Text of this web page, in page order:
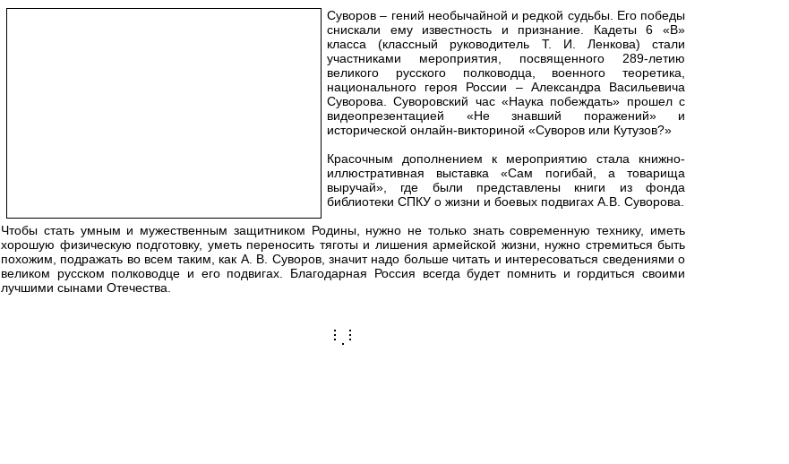
Суворов – гений необычайной и редкой судьбы. Его победы
снискали ему известность и признание. Кадеты 6 «В»
класса (классный руководитель Т. И. Ленкова) стали
участниками мероприятия, посвященного 289-летию
великого русского полководца, военного теоретика,
национального героя России – Александра Васильевича
Суворова. Суворовский час «Наука побеждать» прошел с
видеопрезентацией «Не знавший поражений» и
исторической онлайн-викториной «Суворов или Кутузов?»
Красочным дополнением к мероприятию стала книжно-
иллюстративная выставка «Сам погибай, а товарища
выручай», где были представлены книги из фонда
библиотеки СПКУ о жизни и боевых подвигах А.В. Суворова.
Чтобы стать умным и мужественным защитником Родины, нужно не только знать современную технику, иметь
хорошую физическую подготовку, уметь переносить тяготы и лишения армейской жизни, нужно стремиться быть
похожим, подражать во всем таким, как А. В. Суворов, значит надо больше читать и интересоваться сведениями о
великом русском полководце и его подвигах. Благодарная Россия всегда будет помнить и гордиться своими
лучшими сынами Отечества.